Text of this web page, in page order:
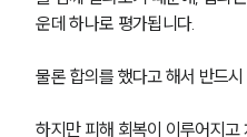
고객의
AI
업
운데 하나로 평가됩니다.
물론 합의를 했다고 해서 반드
하지만 피해 회복이 이루어지